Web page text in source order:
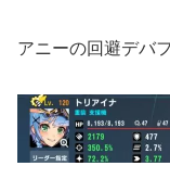
アニーの回避デバ